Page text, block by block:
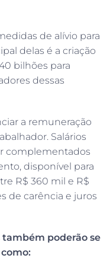
de alívio para
delas é a criação
bilhões para
dessas
a remuneração
Salários
complementados
disponível para
R$ 360 mil e R$
de carência e juros
poderão se